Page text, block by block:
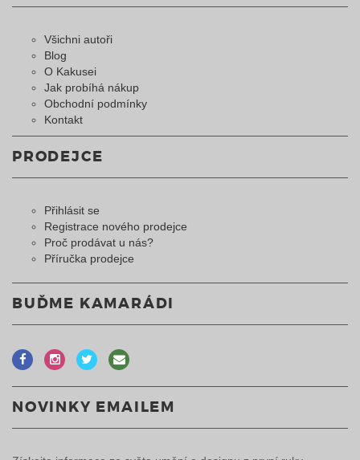
Všichni autoři
Blog
O Kakusei
Jak probíhá nákup
Obchodní podmínky
Kontakt
PRODEJCE
Přihlásit se
Registrace nového prodejce
Proč prodávat u nás?
Příručka prodejce
BUĎME KAMARÁDI
NOVINKY EMAILEM